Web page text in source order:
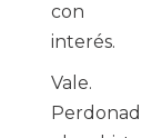
con
interés.
Vale.
Perdonad